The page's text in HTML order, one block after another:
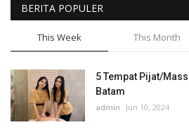
BERITA POPULER
This Week This Month
5 Tempat Pijat/
Batam
admin Jun 10, 2024